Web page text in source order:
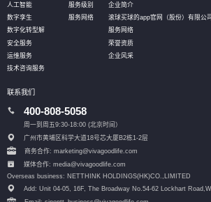
人工智能
数字孪生
数字化转型解
安全服务
运维服务
技术咨询服务
服务级别
服务网络
企业简介
滚球买球的app官网（股份）有限公司
服务网络
荣誉资质
企业风采
联系我们
400-808-5058
周一到周五9:30-18:00 (北京时间）
广州市黄埔区科学大道18号芯大厦B2栋1-2层
商务合作: marketing@vivagoodlife.com
媒体合作: media@vivagoodlife.com
Overseas business: NETTHINK HOLDINGS(HK)CO.,LIMITED
Add: Unit 04-05, 16F, The Broadway No.54-62 Lockhart Road,